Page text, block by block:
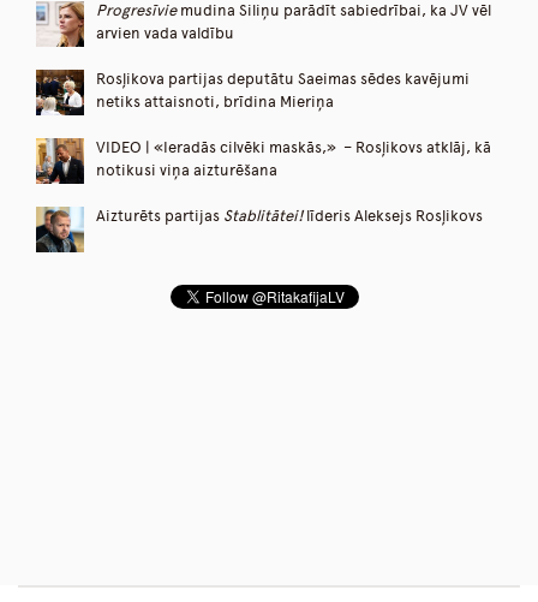
Progresīviemudina Siliņu parādīt sabiedrībai, ka JV vēl
arvien vada valdību
Rosļikova partijas deputātu Saeimas sēdes kavējumi
netiks attaisnoti, brīdina Mieriņa
VIDEO | «Ieradās cilvēki maskās,» – Rosļikovs atklāj, kā
notikusi viņa aizturēšana
Aizturēts partijas Stablitātei!līderis Aleksejs Rosļikovs